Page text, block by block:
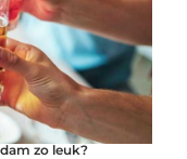
zo leuk?